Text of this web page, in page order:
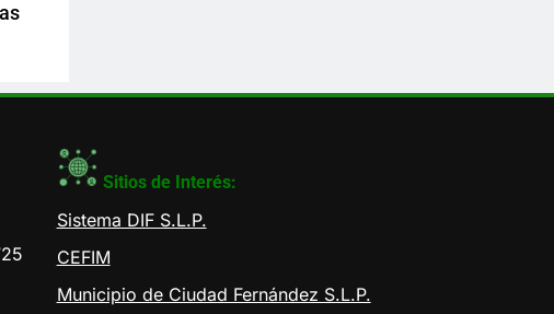
Sitios de Interés:
Sistema DIF S.L.P.
CEFIM
Municipio de Ciudad Fernández S.L.P.